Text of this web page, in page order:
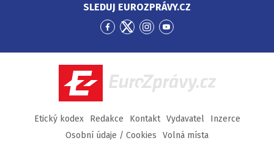
SLEDUJ EUROZPRÁVY.CZ
Přejít
Facebook
Přejít
Twitter
Přejít
Instagram
Přejít
YouTube
EuroZprávy.cz
Etický kodex Redakce Kontakt Vydavatel
Inzerce
Osobní údaje / Cookies
Volná místa